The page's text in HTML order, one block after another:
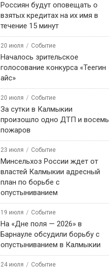
Россиян будут оповещать о
взятых кредитах на их имя в
течение 15 минут
20 июля Событие
Началось зрительское
голосование конкурса «Теегин
айс»
20 июля Событие
За сутки в Калмыкии
произошло одно ДТП и восемь
пожаров
23 июля Событие
Минсельхоз России ждет от
властей Калмыкии адресный
план по борьбе с
опустыниванием
19 июля Событие
На «Дне поля — 2026» в
Барнауле обсудили борьбу с
опустыниванием в Калмыкии
24 июля Событие